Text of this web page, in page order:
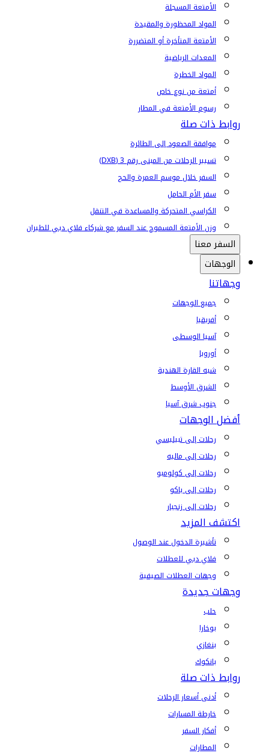
الأمتعة المسجلة
المواد المحظورة والمقيدة
الأمتعة المتأخرة أو المتضررة
المعدات الرياضية
المواد الخطرة
أمتعة من نوع خاص
رسوم الأمتعة في المطار
روابط ذات صلة
موافقة الصعود إلى الطائرة
تسيير الرحلات من المبنى رقم 3 (DXB)
السفر خلال موسم العمرة والحج
سفر الأم الحامل
الكراسي المتحركة والمساعدة في التنقل
وزن الأمتعة المسموح عند السفر مع شركاء فلاي دبي للطيران
السفر معنا
الوجهات
وجهاتنا
جميع الوجهات
أفريقيا
آسيا الوسطى
أوروبا
شبه القارة الهندية
الشرق الأوسط
جنوب شرق آسيا
أفضل الوجهات
رحلات إلى تبيليسي
رحلات إلى ماليه
رحلات إلى كولومبو
رحلات إلى باكو
رحلات إلى زنجبار
اكتشف المزيد
تأشيرة الدخول عند الوصول
فلاي دبي للعطلات
وجهات العطلات الصيفية
وجهات جديدة
حلب
بوخارا
بنغازي
بانكوك
روابط ذات صلة
أدنى أسعار الرحلات
خارطة المسارات
أفكار السفر
المطارات